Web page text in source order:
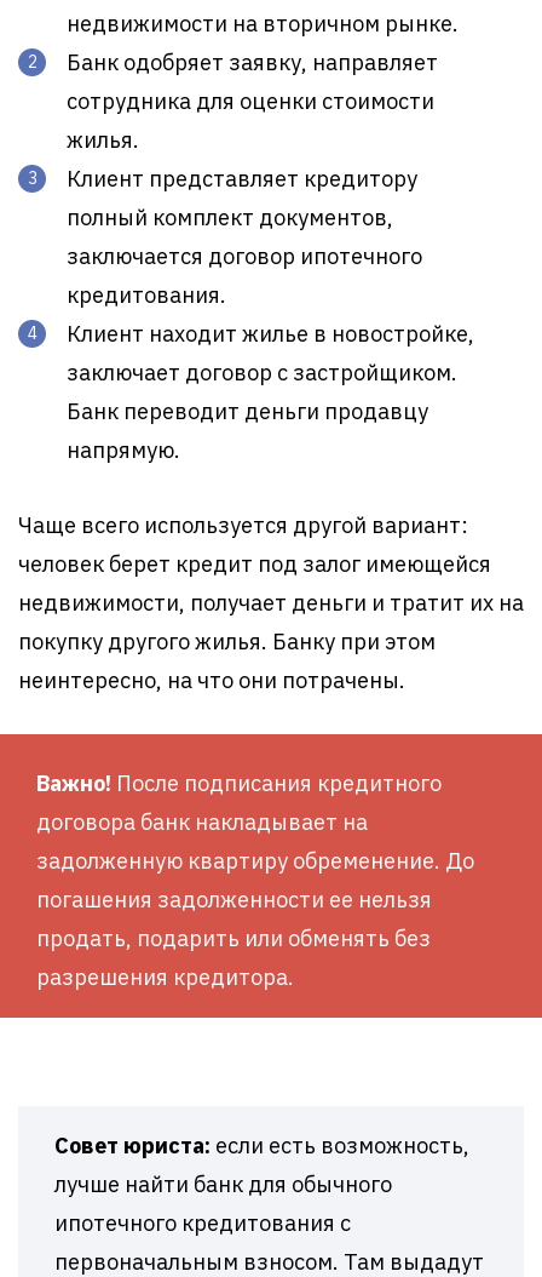
недвижимости на вторичном рынке.
Банк одобряет заявку, направляет
сотрудника для оценки стоимости
жилья.
Клиент представляет кредитору
полный комплект документов,
заключается договор ипотечного
кредитования.
Клиент находит жилье в новостройке,
заключает договор с застройщиком.
Банк переводит деньги продавцу
напрямую.
Чаще всего используется другой вариант:
человек берет кредит под залог имеющейся
недвижимости, получает деньги и тратит их на
покупку другого жилья. Банку при этом
неинтересно, на что они потрачены.
Важно! После подписания кредитного
договора банк накладывает на
задолженную квартиру обременение. До
погашения задолженности ее нельзя
продать, подарить или обменять без
разрешения кредитора.
Совет юриста: если есть возможность,
лучше найти банк для обычного
ипотечного кредитования с
первоначальным взносом. Там выдадут